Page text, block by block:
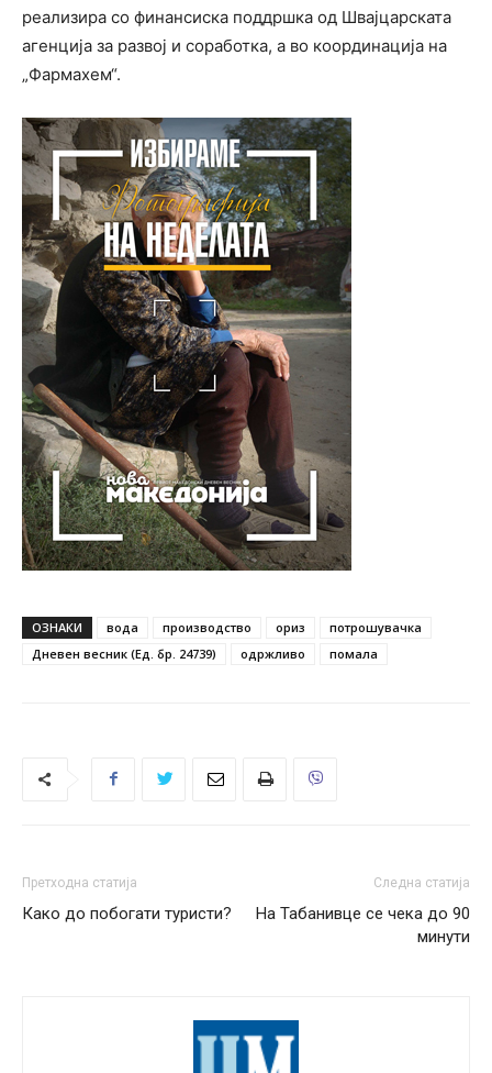
реализира со финансиска поддршка од Швајцарската
агенција за развој и соработка, а во координација на
„Фармахем“.
ОЗНАКИ вода производство ориз
потрошувачка
Дневен весник (Ед. бр. 24739)
одржливо помала
Претходна статија
Како до побогати туристи?
Следна статија
На Табанивце се чека до 90
минути